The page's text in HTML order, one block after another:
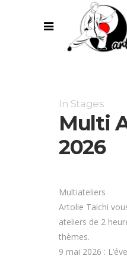
In Stages
Multi
2026
Multiateliers
Artolie Taichi
ateliers de 2
thèmes.
9 mai 2026 :